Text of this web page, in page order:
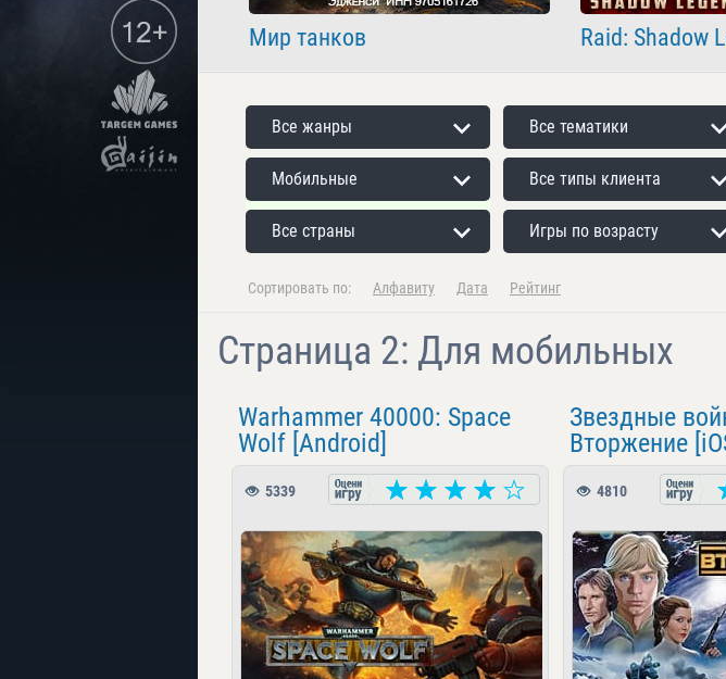
Мир танков Raid: Shadow
Все жанры Все тематики
Мобильные Все типы клиента
Все страны Игры по возрасту
Сортировать по: Алфавиту Дата Рейтинг
Страница 2: Для мобильных
Warhammer 40000: Space
Wolf [Android]
5339
Звездные
Вторжение
4810